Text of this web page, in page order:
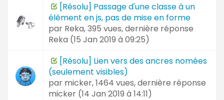
[Résolu] Passage d'une classe à un
élément en js, pas de mise en forme
par Reka, 395 vues, dernière réponse
Reka (15 Jan 2019 à 09:25)
[Résolu] Lien vers des ancres nomées
(seulement visibles)
par micker, 1464 vues, dernière réponse
micker (14 Jan 2019 à 14:11)